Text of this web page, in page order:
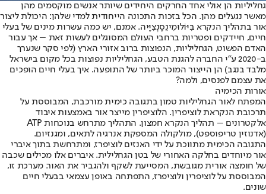
גחליליות הן אולי אחד החרקים היחידים שיותר אנשים מוקסמים מהן
מאשר נגעלים מהן. הכל בזכות התכונה הייחודית למדי שלהן: היכולת ליצור
אור בתהליך הנקרא בִּיּוֹלוּמִינֵסֶנְצִיָּיה. אמנם, יש כמה עשרות מינים של בעלי
חיים, חיידקים ופטריות ברחבי העולם המסוגלים לעשות זאת – אך עבור
האדם הפשוט, הגחליליות, הנפוצות ברוב אזורי הארץ (לפי סקר שנערך
ב-2020 ע"י החברה להגנת הטבע, הגחליליות נפוצות בכל מקום בישראל
מלבד בנגב) הן הייצור המוכר ביותר של התופעה. איך בעלי חיים הופכים
את עצמם לפנסים, ולמה?
אורות הכימיה
המפתח לאור הגחליליות טמון בתגובה כימית מורכבת, המבוססת על
תרכובת הנקראת לוציפרין. הלוציפרין מייצר אור באמצעות איבוד
אלקטרונים – תהליך הנקרא חמצון. התהליך מתרחש בנוכחות ATP
(אדנוזין טריפוספט), מולקולה המספקת אנרגיה לתאים, ומגנזיום.
התגובה הכימית מתווכת על ידי האנזים לוציפרז, ומתרחשת בתוך איברי
אור מיוחדים בחלקה האחורי של בטן הגחלילית. איברים אלו מכילים שכבה
של חומצה אורית מגובשת, המסייעת לשקף ולהגביר את האור. מערכת זו,
המבוססת על לוציפרין ולוציפרז, התפתחה באופן עצמאי בבעלי חיים
שונים.